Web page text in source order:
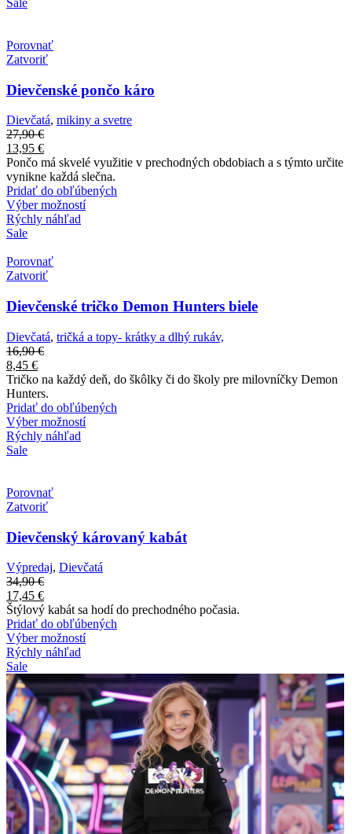
Sale
Porovnať
Zatvoriť
Dievčenské pončo káro
Dievčatá, mikiny a svetre
27,90€
13,95 €
Pončo má skvelé využitie v prechodných obdobiach a s týmto určite
vynikne každá slečna.
Pridať do obľúbených
Výber možností
Rýchly náhľad
Sale
Porovnať
Zatvoriť
Dievčenské tričko Demon Hunters biele
Dievčatá, tričká a topy- krátky a dlhý rukáv,
16,90€
8,45 €
Tričko na každý deň, do škôlky či do školy pre milovníčky Demon
Hunters.
Pridať do obľúbených
Výber možností
Rýchly náhľad
Sale
Porovnať
Zatvoriť
Dievčenský károvaný kabát
Výpredaj, Dievčatá
34,90€
17,45 €
Štýlový kabát sa hodí do prechodného počasia.
Pridať do obľúbených
Výber možností
Rýchly náhľad
Sale